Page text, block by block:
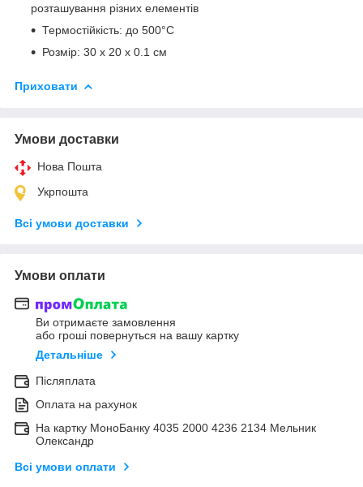
розташування різних елементів
Термостійкість: до 500°С
Розмір: 30 х 20 x 0.1 см
Приховати
Умови доставки
Нова Пошта
Укрпошта
Всі умови доставки
Умови оплати
Ви отримаєте замовлення
або гроші повернуться на вашу картку
Детальніше
Післяплата
Оплата на рахунок
На картку МоноБанку 4035 2000 4236 2134 Мельник
Олександр
Всі умови оплати